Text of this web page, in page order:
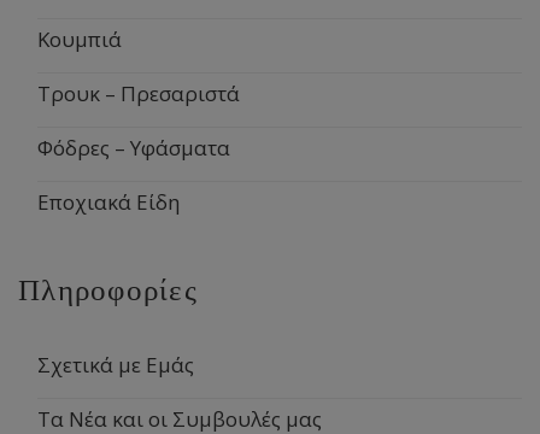
Κουμπιά
Τρουκ – Πρεσαριστά
Φόδρες – Υφάσματα
Εποχιακά Είδη
Πληροφορίες
Σχετικά με Εμάς
Τα Νέα και οι Συμβουλές μας